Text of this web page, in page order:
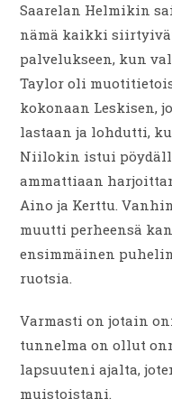
Saarelan Helmikin
nämä kaikki
palvelukseen, kun
Taylor oli
kokonaan Leskisen,
lastaan ja lohdutti,
Niilokin istui
ammattiaan
Aino ja Kerttu.
muutti perheensä
ensimmäinen
ruotsia.
Varmasti on jotain
tunnelma on ollut
lapsuuteni ajalta,
muistoistani.